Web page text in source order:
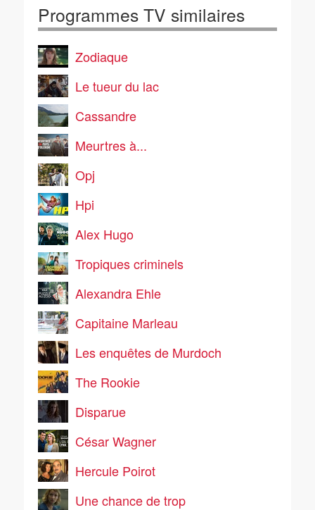
Programmes TV similaires
Zodiaque
Le tueur du lac
Cassandre
Meurtres à...
Opj
Hpi
Alex Hugo
Tropiques criminels
Alexandra Ehle
Capitaine Marleau
Les enquêtes de Murdoch
The Rookie
Disparue
César Wagner
Hercule Poirot
Une chance de trop